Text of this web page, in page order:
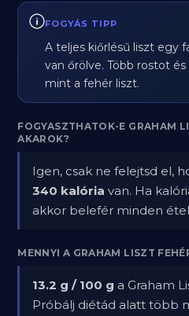
FOGYÁS TIPP
A teljes kiőrlésű liszt egy
van őrölve. Több rostot
mint a fehér liszt.
FOGYASZTHATOK-E GRAHAM
AKAROK?
Igen, csak ne felejtsd el,
340 kalória van. Ha
akkor belefér minden
MENNYI A GRAHAM LISZT
13.2 g / 100 g a Graham
Próbálj diétád alatt több